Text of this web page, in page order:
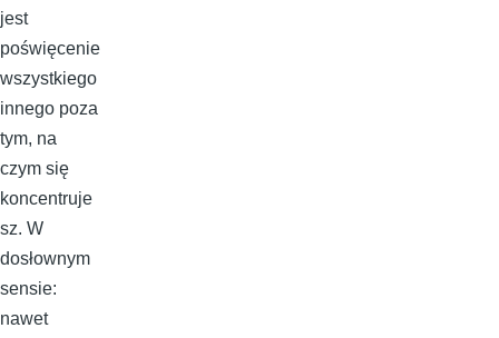
jest
poświęcenie
wszystkiego
innego poza
tym, na
czym się
koncentruje
sz. W
dosłownym
sensie:
nawet